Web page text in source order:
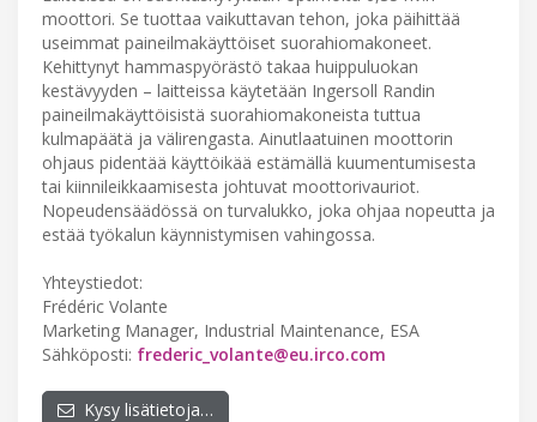
moottori. Se tuottaa vaikuttavan tehon, joka päihittää
useimmat paineilmakäyttöiset suorahiomakoneet.
Kehittynyt hammaspyörästö takaa huippuluokan
kestävyyden – laitteissa käytetään Ingersoll Randin
paineilmakäyttöisistä suorahiomakoneista tuttua
kulmapäätä ja välirengasta. Ainutlaatuinen moottorin
ohjaus pidentää käyttöikää estämällä kuumentumisesta
tai kiinnileikkaamisesta johtuvat moottorivauriot.
Nopeudensäädössä on turvalukko, joka ohjaa nopeutta ja
estää työkalun käynnistymisen vahingossa.
Yhteystiedot:
Frédéric Volante
Marketing Manager, Industrial Maintenance, ESA
Sähköposti: frederic_volante@eu.irco.com
Kysy lisätietoja…